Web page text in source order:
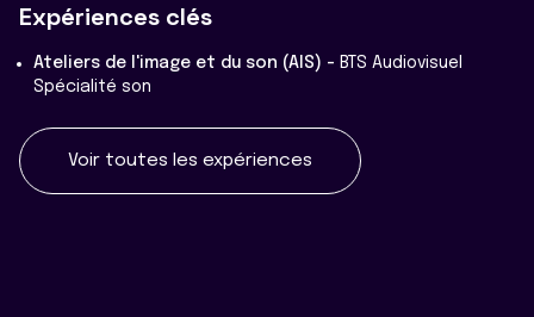
Expériences clés
Ateliers de l'image et du son (AIS) - BTS Audiovisuel
Spécialité son
Voir toutes les expériences